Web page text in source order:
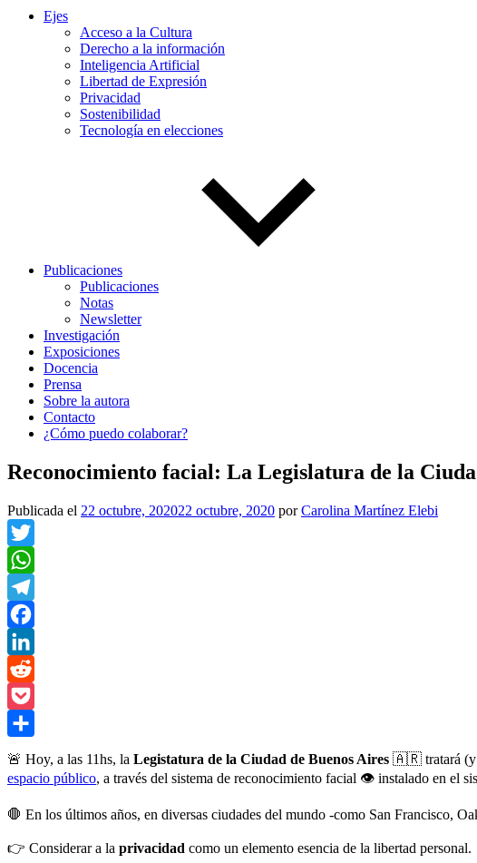
Ejes
Acceso a la Cultura
Derecho a la información
Inteligencia Artificial
Libertad de Expresión
Privacidad
Sostenibilidad
Tecnología en elecciones
Publicaciones
Publicaciones
Notas
Newsletter
Investigación
Exposiciones
Docencia
Prensa
Sobre la autora
Contacto
¿Cómo puedo colaborar?
Reconocimiento facial: La Legislatura de la
Publicada el 22 octubre, 202022 octubre, 2020 porCarolina Martínez Elebi
Twitter
WhatsApp
Telegram
Facebook
LinkedIn
Reddit
Pocket
Compartir
🚨 Hoy, a las 11hs, la Legistatura de la Ciudad de Buenos Aires 🇦🇷 tratará (y
espacio público, a través del sistema de reconocimiento facial 👁 instalado en el
🛑 En los últimos años, en diversas ciudades del mundo -como San Francisco,
👉 Considerar a la privacidad como un elemento esencia de la libertad personal.